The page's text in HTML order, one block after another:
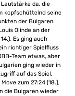
Lautstärke da, die
kopfschüttelnd seine
der Bulgaren
Olinde an der
Es ging auch
richtiger Spielfluss
Team etwas, aber
ging wieder in
auf das Spiel.
zum 27:24 (18.),
die Bulgaren wieder